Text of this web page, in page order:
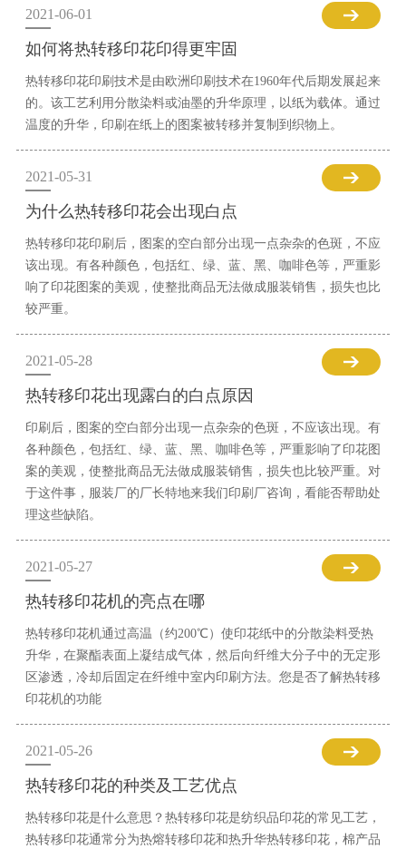
2021-06-01
如何将热转移印花印得更牢固
热转移印花印刷技术是由欧洲印刷技术在1960年代后期发展起来
的。该工艺利用分散染料或油墨的升华原理，以纸为载体。通过
温度的升华，印刷在纸上的图案被转移并复制到织物上。
2021-05-31
为什么热转移印花会出现白点
热转移印花印刷后，图案的空白部分出现一点杂杂的色斑，不应
该出现。有各种颜色，包括红、绿、蓝、黑、咖啡色等，严重影
响了印花图案的美观，使整批商品无法做成服装销售，损失也比
较严重。
2021-05-28
热转移印花出现露白的白点原因
印刷后，图案的空白部分出现一点杂杂的色斑，不应该出现。有
各种颜色，包括红、绿、蓝、黑、咖啡色等，严重影响了印花图
案的美观，使整批商品无法做成服装销售，损失也比较严重。对
于这件事，服装厂的厂长特地来我们印刷厂咨询，看能否帮助处
理这些缺陷。
2021-05-27
热转移印花机的亮点在哪
热转移印花机通过高温（约200℃）使印花纸中的分散染料受热
升华，在聚酯表面上凝结成气体，然后向纤维大分子中的无定形
区渗透，冷却后固定在纤维中室内印刷方法。您是否了解热转移
印花机的功能
2021-05-26
热转移印花的种类及工艺优点
热转移印花是什么意思？热转移印花是纺织品印花的常见工艺，
热转移印花通常分为热熔转移印花和热升华热转移印花，棉产品